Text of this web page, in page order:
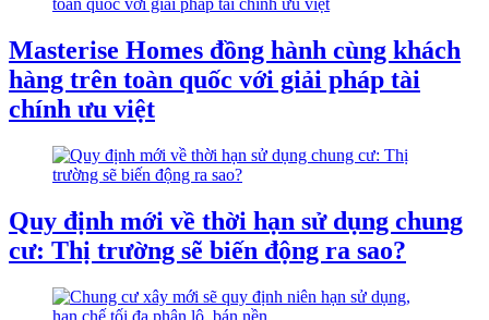
Masterise Homes đồng hành cùng khách
hàng trên toàn quốc với giải pháp tài
chính ưu việt
Quy định mới về thời hạn sử dụng chung
cư: Thị trường sẽ biến động ra sao?